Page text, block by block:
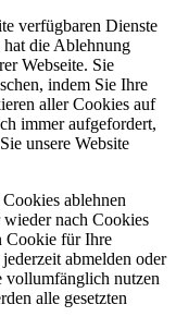
verfügbaren Dienste
die Ablehnung
Webseite. Sie
indem Sie Ihre
aller Cookies auf
immer aufgefordert,
unsere Website
ablehnen
nach Cookies
Cookie für Ihre
abmelden oder
vollumfänglich nutzen
alle gesetzten